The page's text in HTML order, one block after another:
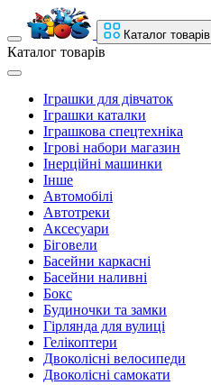
Каталог товарів
Каталог товарів
Іграшки для дівчаток
Іграшки каталки
Іграшкова спецтехніка
Ігрові набори магазин
Інерційні машинки
Інше
Автомобілі
Автотреки
Аксесуари
Біговели
Басейни каркасні
Басейни наливні
Бокс
Будиночки та замки
Гірлянда для вулиці
Гелікоптери
Двоколісні велосипеди
Двоколісні самокати